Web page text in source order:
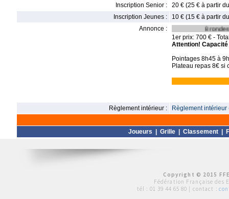
Inscription Senior :
20 € (25 € à partir
Inscription Jeunes :
10 € (15 € à partir
Annonce :
8 rondes
1er prix: 700 € -
Attention!
Pointages 8h45 à
Plateau repas 8€ si
Règlement intérieur : Règlement intérieur
Joueurs Grille Classement
Copyright © 2015
Fédération Française des
tél : 01 39 44 65 80 | contact :